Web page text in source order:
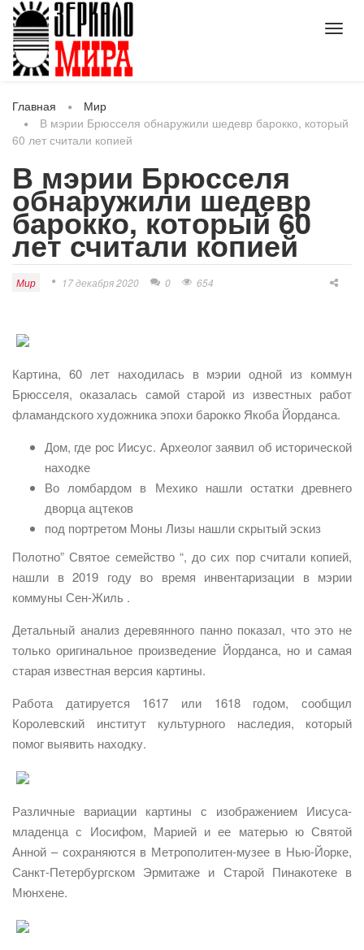
Главная
Мир
В мэрии Брюсселя обнаружили шедевр барокко, который
60 лет считали копией
В мэрии Брюсселя
обнаружили шедевр
барокко, который 60
лет считали копией
Мир 17 декабря 2020 0 654
Картина, 60 лет находилась в мэрии одной из коммун
Брюсселя, оказалась самой старой из известных работ
фламандского художника эпохи барокко Якоба Йорданса.
Дом, где рос Иисус. Археолог заявил об исторической
находке
Во ломбардом в Мехико нашли остатки древнего
дворца ацтеков
под портретом Моны Лизы нашли скрытый эскиз
Полотно” Святое семейство “, до сих пор считали копией,
нашли в 2019 году во время инвентаризации в мэрии
коммуны Сен-Жиль .
Детальный анализ деревянного панно показал, что это не
только оригинальное произведение Йорданса, но и самая
старая известная версия картины.
Работа датируется 1617 или 1618 годом, сообщил
Королевский институт культурного наследия, который
помог выявить находку.
Различные вариации картины с изображением Иисуса-
младенца с Иосифом, Марией и ее матерью ю Святой
Анной – сохраняются в Метрополитен-музее в Нью-Йорке,
Санкт-Петербургском Эрмитаже и Старой Пинакотеке в
Мюнхене.